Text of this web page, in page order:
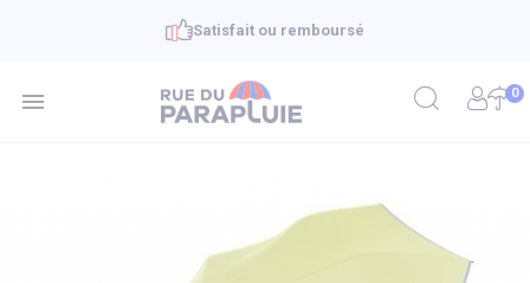
Satisfait ou remboursé
 0